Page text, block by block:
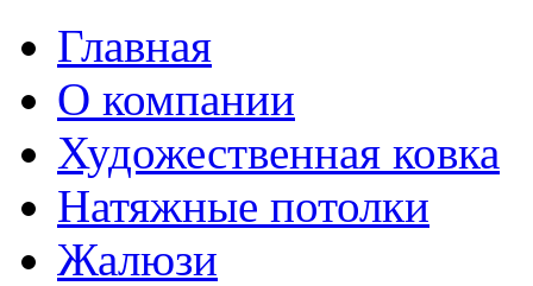
Главная
О компании
Художественная ковка
Натяжные потолки
Жалюзи